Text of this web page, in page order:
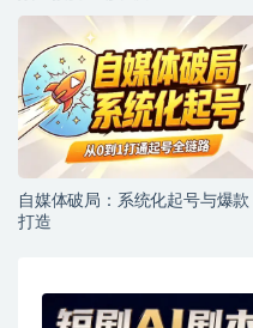
自媒体破局：系统化起号与爆款
打造